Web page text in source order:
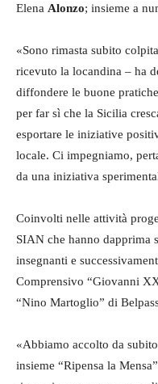
Elena Alonzo; insieme a
«Sono rimasta subito
ricevuto la locandina – ha
diffondere le buone
per far sì che la Sicilia
esportare le iniziative
locale. Ci impegniamo,
da una iniziativa
Coinvolti nelle attività
SIAN che hanno dapprima
insegnanti e
Comprensivo “Giovanni
“Nino Martoglio” di
«Abbiamo accolto da
insieme “Ripensa la